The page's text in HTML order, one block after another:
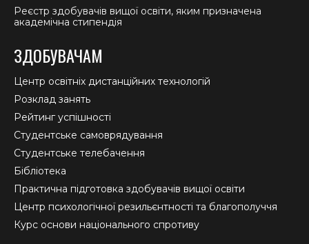
Реєстр здобувачів вищої освіти, яким призначена
академічна стипендія
ЗДОБУВАЧАМ
Центр освітніх дистанційних технологій
Розклад занять
Рейтинг успішності
Студентське самоврядування
Студентське телебачення
Бібліотека
Практична підготовка здобувачів вищої освіти
Центр психологічної резильєнтності та благополуччя
Курс основи національного спротиву